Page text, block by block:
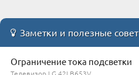
Заметки и полезные
Ограничение тока подсветки